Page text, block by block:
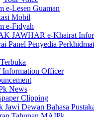
e-Lesen Guaman
Mobil
e-Fidyah
JAWHAR e-Khairat
Panel Penyedia
Information Officer
News
Clipping
Jawi Dewan Bahasa